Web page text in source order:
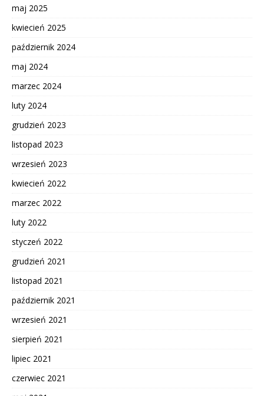
maj 2025
kwiecień 2025
październik 2024
maj 2024
marzec 2024
luty 2024
grudzień 2023
listopad 2023
wrzesień 2023
kwiecień 2022
marzec 2022
luty 2022
styczeń 2022
grudzień 2021
listopad 2021
październik 2021
wrzesień 2021
sierpień 2021
lipiec 2021
czerwiec 2021